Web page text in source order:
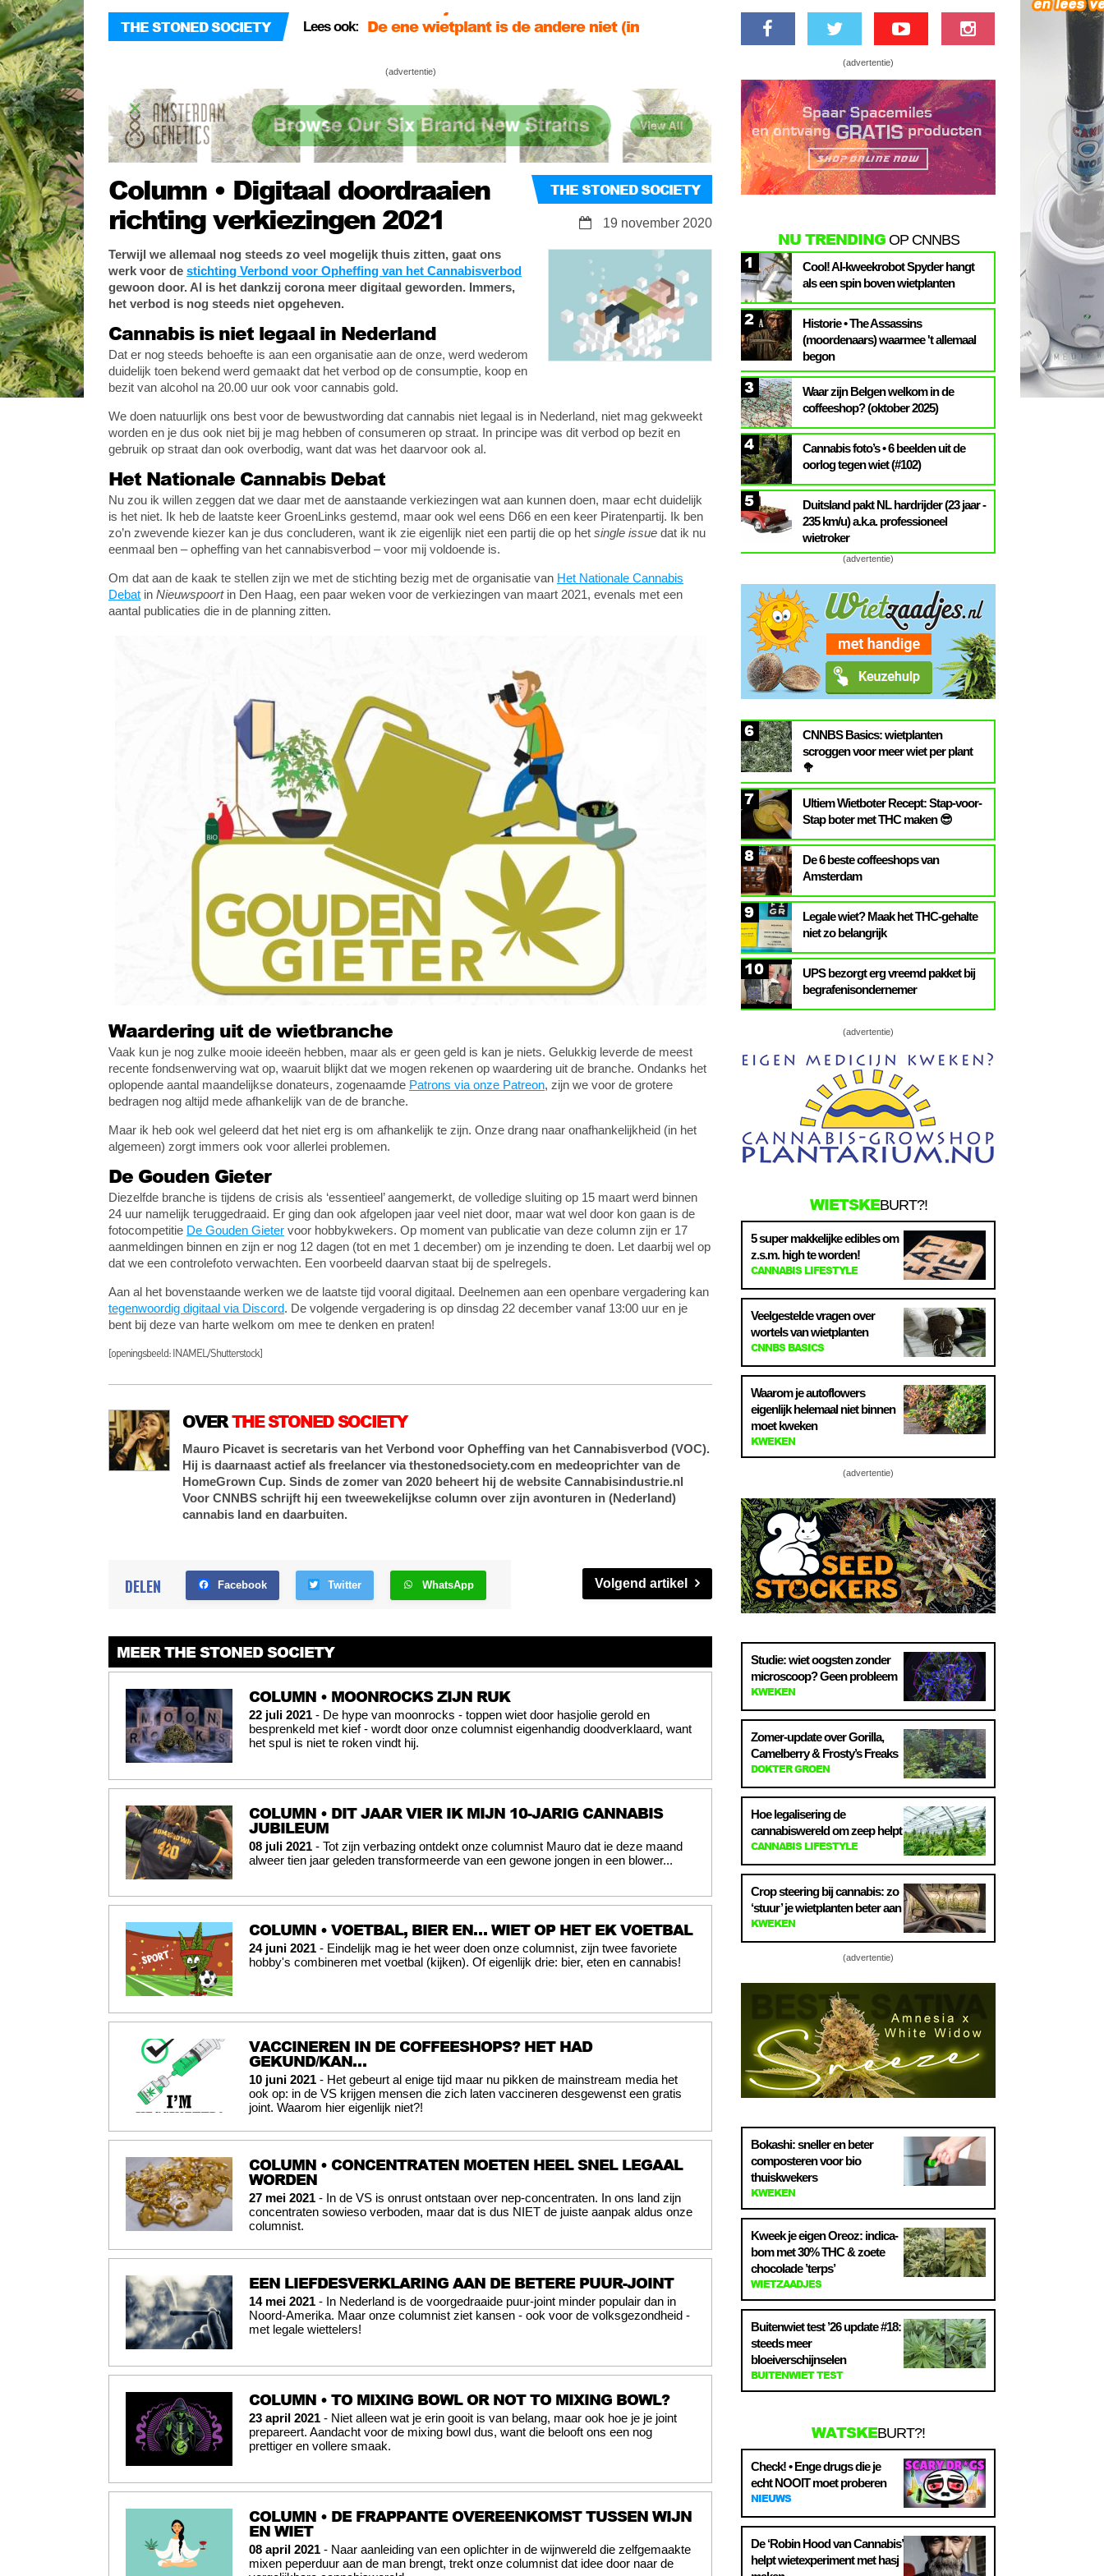
THE STONED SOCIETY Lees ook:
De ene wietplant is de andere niet (in
Column • Wat jouw joint over jezelf zegt
Column • Waarom we Amerika in de gaten
moeten blijven houden
(advertentie)
Column • Digitaal doordraaien
richting verkiezingen 2021
THE STONED SOCIETY
19 november 2020
Terwijl we allemaal nog steeds zo veel mogelijk thuis zitten, gaat ons
werk voor de stichting Verbond voor Opheffing van het Cannabisverbod
gewoon door. Al is het dankzij corona meer digitaal geworden. Immers,
het verbod is nog steeds niet opgeheven.
Cannabis is niet legaal in Nederland
Dat er nog steeds behoefte is aan een organisatie aan de onze, werd wederom
duidelijk toen bekend werd gemaakt dat het verbod op de consumptie, koop en
bezit van alcohol na 20.00 uur ook voor cannabis gold.
We doen natuurlijk ons best voor de bewustwording dat cannabis niet legaal is in Nederland, niet mag gekweekt
worden en je dus ook niet bij je mag hebben of consumeren op straat. In principe was dit verbod op bezit en
gebruik op straat dan ook overbodig, want dat was het daarvoor ook al.
Het Nationale Cannabis Debat
Nu zou ik willen zeggen dat we daar met de aanstaande verkiezingen wat aan kunnen doen, maar echt duidelijk
is het niet. Ik heb de laatste keer GroenLinks gestemd, maar ook wel eens D66 en een keer Piratenpartij. Ik ben
zo’n zwevende kiezer kan je dus concluderen, want ik zie eigenlijk niet een partij die op het single issue dat ik nu
eenmaal ben – opheffing van het cannabisverbod – voor mij voldoende is.
Om dat aan de kaak te stellen zijn we met de stichting bezig met de organisatie van Het Nationale Cannabis
Debat in Nieuwspoortin Den Haag, een paar weken voor de verkiezingen van maart 2021, evenals met een
aantal publicaties die in de planning zitten.
Waardering uit de wietbranche
Vaak kun je nog zulke mooie ideeën hebben, maar als er geen geld is kan je niets. Gelukkig leverde de meest
recente fondsenwerving wat op, waaruit blijkt dat we mogen rekenen op waardering uit de branche. Ondanks het
oplopende aantal maandelijkse donateurs, zogenaamde Patrons via onze Patreon, zijn we voor de grotere
bedragen nog altijd mede afhankelijk van de de branche.
Maar ik heb ook wel geleerd dat het niet erg is om afhankelijk te zijn. Onze drang naar onafhankelijkheid (in het
algemeen) zorgt immers ook voor allerlei problemen.
De Gouden Gieter
Diezelfde branche is tijdens de crisis als ‘essentieel’ aangemerkt, de volledige sluiting op 15 maart werd binnen
24 uur namelijk teruggedraaid. Er ging dan ook afgelopen jaar veel niet door, maar wat wel door kon gaan is de
fotocompetitie De Gouden Gieter voor hobbykwekers. Op moment van publicatie van deze column zijn er 17
aanmeldingen binnen en zijn er nog 12 dagen (tot en met 1 december) om je inzending te doen. Let daarbij wel op
dat we een controlefoto verwachten. Een voorbeeld daarvan staat bij de spelregels.
Aan al het bovenstaande werken we de laatste tijd vooral digitaal. Deelnemen aan een openbare vergadering kan
tegenwoordig digitaal via Discord. De volgende vergadering is op dinsdag 22 december vanaf 13:00 uur en je
bent bij deze van harte welkom om mee te denken en praten!
[openingsbeeld: INAMEL/Shutterstock]
OVERTHE STONED SOCIETY
Mauro Picavet is secretaris van het Verbond voor Opheffing van het Cannabisverbod (VOC).
Hij is daarnaast actief als freelancer via thestonedsociety.com en medeoprichter van de
HomeGrown Cup. Sinds de zomer van 2020 beheert hij de website Cannabisindustrie.nl
Voor CNNBS schrijft hij een tweewekelijkse column over zijn avonturen in (Nederland)
cannabis land en daarbuiten.
DELEN Facebook Twitter WhatsApp Volgend artikel
MEER THE STONED SOCIETY
COLUMN • MOONROCKS ZIJN RUK
22 juli 2021 - De hype van moonrocks - toppen wiet door hasjolie gerold en
besprenkeld met kief - wordt door onze columnist eigenhandig doodverklaard, want
het spul is niet te roken vindt hij.
COLUMN • DIT JAAR VIER IK MIJN 10-JARIG CANNABIS
JUBILEUM
08 juli 2021 - Tot zijn verbazing ontdekt onze columnist Mauro dat ie deze maand
alweer tien jaar geleden transformeerde van een gewone jongen in een blower...
COLUMN • VOETBAL, BIER EN… WIET OP HET EK VOETBAL
24 juni 2021 - Eindelijk mag ie het weer doen onze columnist, zijn twee favoriete
hobby's combineren met voetbal (kijken). Of eigenlijk drie: bier, eten en cannabis!
VACCINEREN IN DE COFFEESHOPS? HET HAD
GEKUND/KAN…
10 juni 2021 - Het gebeurt al enige tijd maar nu pikken de mainstream media het
ook op: in de VS krijgen mensen die zich laten vaccineren desgewenst een gratis
joint. Waarom hier eigenlijk niet?!
COLUMN • CONCENTRATEN MOETEN HEEL SNEL LEGAAL
WORDEN
27 mei 2021 - In de VS is onrust ontstaan over nep-concentraten. In ons land zijn
concentraten sowieso verboden, maar dat is dus NIET de juiste aanpak aldus onze
columnist.
EEN LIEFDESVERKLARING AAN DE BETERE PUUR-JOINT
14 mei 2021 - In Nederland is de voorgedraaide puur-joint minder populair dan in
Noord-Amerika. Maar onze columnist ziet kansen - ook voor de volksgezondheid -
met legale wiettelers!
COLUMN • TO MIXING BOWL OR NOT TO MIXING BOWL?
23 april 2021 - Niet alleen wat je erin gooit is van belang, maar ook hoe je je joint
prepareert. Aandacht voor de mixing bowl dus, want die belooft ons een nog
prettiger en vollere smaak.
COLUMN • DE FRAPPANTE OVEREENKOMST TUSSEN WIJN
EN WIET
08 april 2021 - Naar aanleiding van een oplichter in de wijnwereld die zelfgemaakte
mixen peperduur aan de man brengt, trekt onze columnist dat idee door naar de
(advertentie)
NU TRENDINGOP CNNBS
1
Cool! AI-kweekrobot Spyder hangt
als een spin boven wietplanten
2
Historie • The Assassins
(moordenaars) waarmee 't allemaal
begon
3
Waar zijn Belgen welkom in de
coffeeshop? (oktober 2025)
4
Cannabis foto’s • 6 beelden uit de
oorlog tegen wiet (#102)
5
Duitsland pakt NL hardrijder (23 jaar -
235 km/u) a.k.a. professioneel
wietroker
(advertentie)
6
CNNBS Basics: wietplanten
scroggen voor meer wiet per plant
🥦
7
Ultiem Wietboter Recept: Stap-voor-
Stap boter met THC maken 😎
8
De 6 beste coffeeshops van
Amsterdam
9
Legale wiet? Maak het THC-gehalte
niet zo belangrijk
10
UPS bezorgt erg vreemd pakket bij
begrafenisondernemer
(advertentie)
WIETSKEBURT?!
5 super makkelijke edibles om
z.s.m. high te worden!
CANNABIS LIFESTYLE
Veelgestelde vragen over
wortels van wietplanten
CNNBS BASICS
Waarom je autoflowers
eigenlijk helemaal niet binnen
moet kweken
KWEKEN
(advertentie)
Studie: wiet oogsten zonder
microscoop? Geen probleem
KWEKEN
Zomer-update over Gorilla,
Camelberry & Frosty’s Freaks
DOKTER GROEN
Hoe legalisering de
cannabiswereld om zeep helpt
CANNABIS LIFESTYLE
Crop steering bij cannabis: zo
‘stuur’ je wietplanten beter aan
KWEKEN
(advertentie)
Bokashi: sneller en beter
composteren voor bio
thuiskwekers
KWEKEN
Kweek je eigen Oreoz: indica-
bom met 30% THC & zoete
chocolade ’terps’
WIETZAADJES
Buitenwiet test ’26 update #18:
steeds meer
bloeiverschijnselen
BUITENWIET TEST
WATSKEBURT?!
Check! • Enge drugs die je
echt NOOIT moet proberen
NIEUWS
De ‘Robin Hood van Cannabis’
helpt wietexperiment met hasj